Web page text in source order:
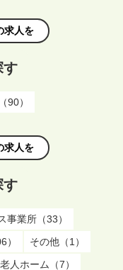
求人を
す
90）
求人を
す
事業所（33）
）
その他（1）
人ホーム（7）